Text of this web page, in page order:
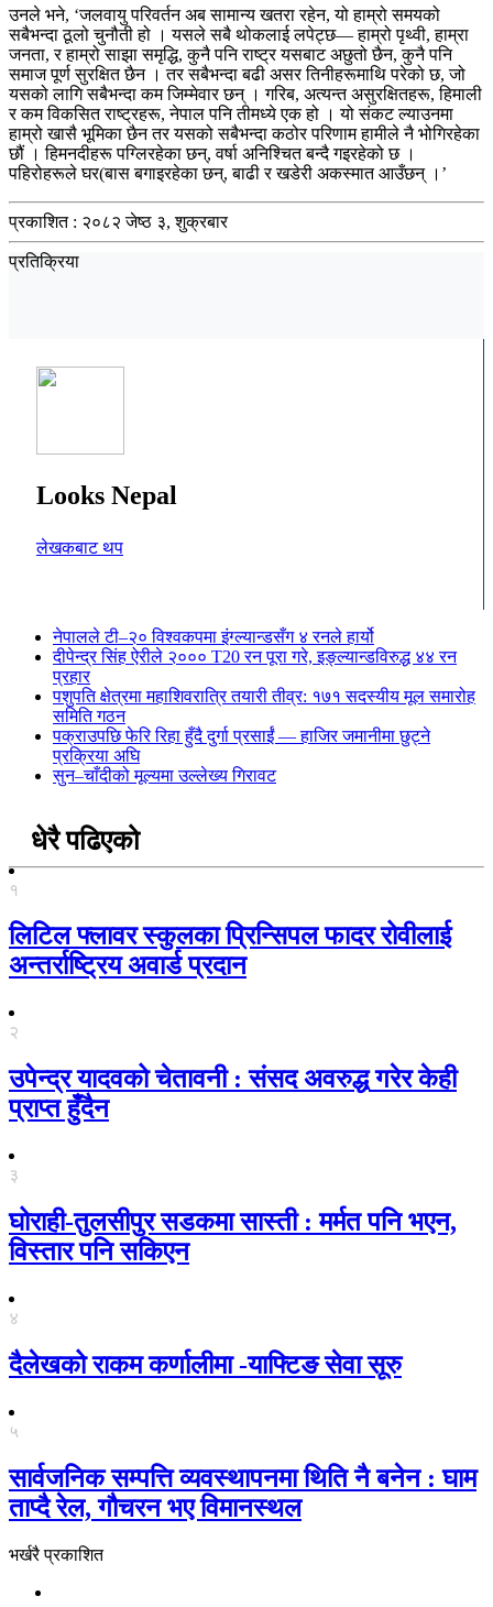
उनले भने, ‘जलवायु परिवर्तन अब सामान्य खतरा रहेन, यो हाम्रो समयको
सबैभन्दा ठूलो चुनौती हो । यसले सबै थोकलाई लपेट्छ— हाम्रो पृथ्वी, हाम्रा
जनता, र हाम्रो साझा समृद्धि, कुनै पनि राष्ट्र यसबाट अछुतो छैन, कुनै पनि
समाज पूर्ण सुरक्षित छैन । तर सबैभन्दा बढी असर तिनीहरूमाथि परेको छ, जो
यसको लागि सबैभन्दा कम जिम्मेवार छन् । गरिब, अत्यन्त असुरक्षितहरू, हिमाली
र कम विकसित राष्ट्रहरू, नेपाल पनि तीमध्ये एक हो । यो संकट ल्याउनमा
हाम्रो खासै भूमिका छैन तर यसको सबैभन्दा कठोर परिणाम हामीले नै भोगिरहेका
छौं । हिमनदीहरू पग्लिरहेका छन्, वर्षा अनिश्चित बन्दै गइरहेको छ ।
पहिरोहरूले घर(बास बगाइरहेका छन्, बाढी र खडेरी अकस्मात आउँछन् ।’
प्रकाशित : २०८२ जेष्ठ ३, शुक्रबार
प्रतिक्रिया
Looks Nepal
लेखकबाट थप
नेपालले टी–२० विश्वकपमा इंग्ल्यान्डसँग ४ रनले हार्यो
दीपेन्द्र सिंह ऐरीले २००० T20 रन पूरा गरे, इङ्ल्यान्डविरुद्ध ४४ रन
प्रहार
पशुपति क्षेत्रमा महाशिवरात्रि तयारी तीव्र: १७१ सदस्यीय मूल समारोह
समिति गठन
पक्राउपछि फेरि रिहा हुँदै दुर्गा प्रसाईं — हाजिर जमानीमा छुट्ने
प्रक्रिया अघि
सुन–चाँदीको मूल्यमा उल्लेख्य गिरावट
धेरै पढिएको
१
लिटिल फ्लावर स्कुलका प्रिन्सिपल फादर रोवीलाई
अन्तर्राष्ट्रिय अवार्ड प्रदान
२
उपेन्द्र यादवको चेतावनी : संसद अवरुद्ध गरेर केही
प्राप्त हुँदैन
३
घोराही-तुलसीपुर सडकमा सास्ती : मर्मत पनि भएन,
विस्तार पनि सकिएन
४
दैलेखको राकम कर्णालीमा -याफ्टिङ सेवा सूरु
५
सार्वजनिक सम्पत्ति व्यवस्थापनमा थिति नै बनेन : घाम
ताप्दै रेल, गौचरन भए विमानस्थल
भर्खरै प्रकाशित